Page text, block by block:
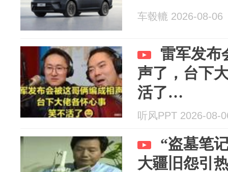
车毂轆 2026-08-06
雷军发布
声了，台下
活了…
听风PPT 2026-08-
“盗墓笔
大疆旧怨引